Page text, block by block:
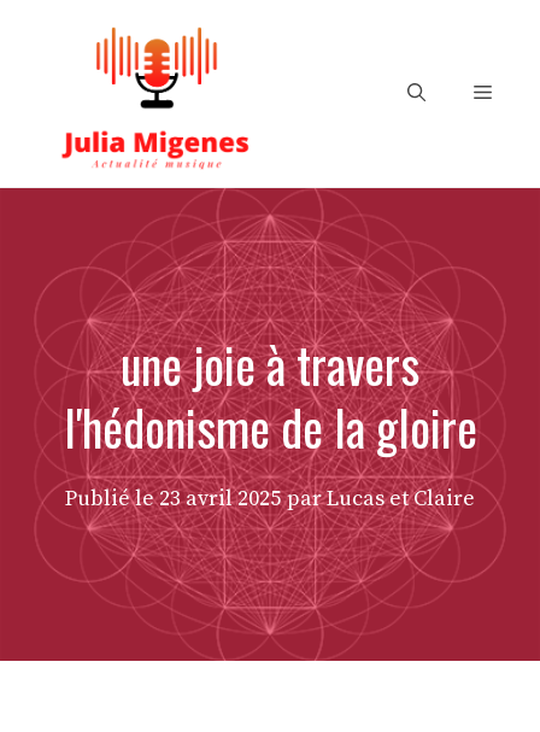
Menu
une joie à travers
l'hédonisme de la gloire
Publié le23 avril 2025 par Lucas et Claire